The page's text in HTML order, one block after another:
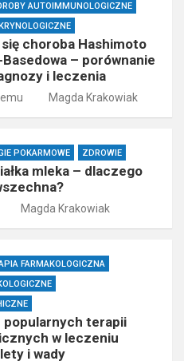
AUTOIMMUNOLOGICZNE
choroba Hashimoto
– porównanie
i leczenia
Magda Krakowiak
POKARMOWE ZDROWIE
mleka – dlaczego
Magda Krakowiak
FARMAKOLOGICZNA
popularnych terapii
w leczeniu
i wady